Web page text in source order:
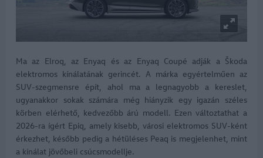
Ma az Elroq, az Enyaq és az Enyaq Coupé adják a Škoda
elektromos kínálatának gerincét. A márka egyértelműen az
SUV-szegmensre épít, ahol ma a legnagyobb a kereslet,
ugyanakkor sokak számára még hiányzik egy igazán széles
körben elérhető, kedvezőbb árú modell. Ezen változtathat a
2026-ra ígért Epiq, amely kisebb, városi elektromos SUV-ként
érkezhet, később pedig a hétüléses Peaq is megjelenhet, mint
a kínálat jövőbeli csúcsmodellje.